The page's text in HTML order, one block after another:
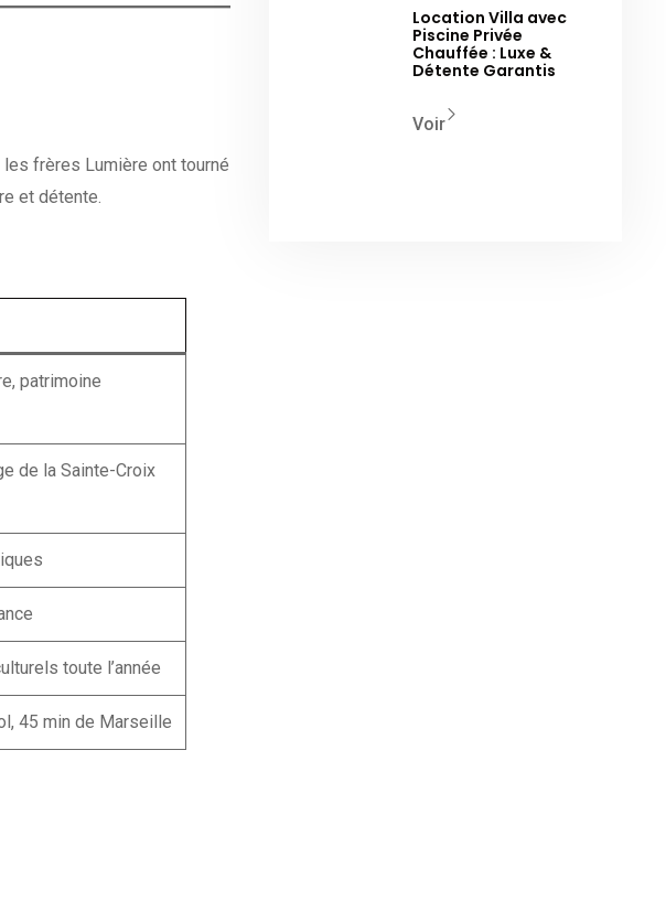
les frères Lumière ont tourné
et détente.
patrimoine
de la Sainte-Croix
toute l’année
45 min de Marseille
Location Villa avec
Piscine Privée
Chauffée : Luxe &
Détente Garantis
Voir